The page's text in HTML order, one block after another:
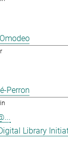
Perron
Library